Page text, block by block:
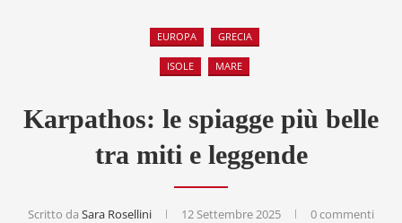
EUROPA GRECIA
ISOLE MARE
Karpathos: le spiagge più belle
tra miti e leggende
Scritto da Sara Rosellini 12 Settembre 2025 0 commenti